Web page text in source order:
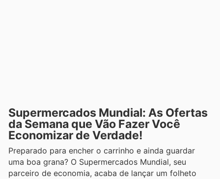
Supermercados Mundial: As Ofertas
da Semana que Vão Fazer Você
Economizar de Verdade!
Preparado para encher o carrinho e ainda guardar
uma boa grana? O Supermercados Mundial, seu
parceiro de economia, acaba de lançar um folheto